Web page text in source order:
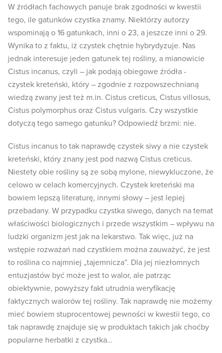
W źródłach fachowych panuje brak zgodności w kwestii
tego, ile gatunków czystka znamy. Niektórzy autorzy
wspominają o 16 gatunkach, inni o 23, a jeszcze inni o 29.
Wynika to z faktu, iż czystek chętnie hybrydyzuje. Nas
jednak interesuje jeden gatunek tej rośliny, a mianowicie
Cistus incanus, czyli – jak podają obiegowe źródła -
czystek kreteński, który – zgodnie z rozpowszechnianą
wiedzą zwany jest też m.in. Cistus creticus, Cistus villosus,
Cistus polymorphus oraz Cistus vulgaris. Czy wszystkie
dotyczą tego samego gatunku? Odpowiedź brzmi: nie.
Cistus incanus to tak naprawdę czystek siwy a nie czystek
kreteński, który znany jest pod nazwą Cistus creticus.
Niestety obie rośliny są ze sobą mylone, niewykluczone, że
celowo w celach komercyjnych. Czystek kreteński ma
bowiem lepszą literaturę, innymi słowy – jest lepiej
przebadany. W przypadku czystka siwego, danych na temat
właściwości biologicznych i przede wszystkim – wpływu na
ludzki organizm jest jak na lekarstwo. Tak więc, już na
wstępie rozważań nad czystkiem można zauważyć, że jest
to roślina co najmniej „tajemnicza”. Dla jej niezłomnych
entuzjastów być może jest to walor, ale patrząc
obiektywnie, powyższy fakt utrudnia weryfikację
faktycznych walorów tej rośliny. Tak naprawdę nie możemy
mieć bowiem stuprocentowej pewności w kwestii tego, co
tak naprawdę znajduje się w produktach takich jak choćby
popularne herbatki z czystka…